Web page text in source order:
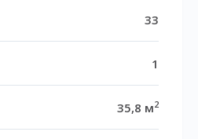
33
1
35,8 м2